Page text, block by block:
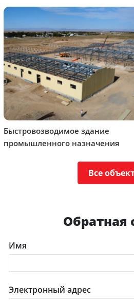
Быстровозводимое здание
промышленного назначения
Все
Обратная
Имя
Электронный адрес